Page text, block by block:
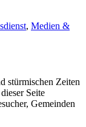
, Medien &
stürmischen Zeiten
Seite
Gemeinden